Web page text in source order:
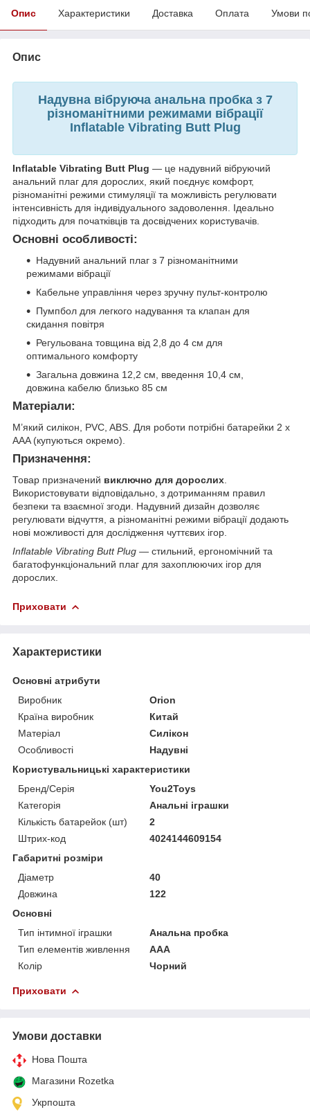
Опис Характеристики Доставка Оплата Умови
Опис
Надувна вібруюча анальна пробка з 7
різноманітними режимами вібрації
Inflatable Vibrating Butt Plug
Inflatable Vibrating Butt Plug — це надувний вібруючий
анальний плаг для дорослих, який поєднує комфорт,
різноманітні режими стимуляції та можливість регулювати
інтенсивність для індивідуального задоволення. Ідеально
підходить для початківців та досвідчених користувачів.
Основні особливості:
Надувний анальний плаг з 7 різноманітними
режимами вібрації
Кабельне управління через зручну пульт-контролю
Пумпбол для легкого надування та клапан для
скидання повітря
Регульована товщина від 2,8 до 4 см для
оптимального комфорту
Загальна довжина 12,2 см, введення 10,4 см,
довжина кабелю близько 85 см
Матеріали:
М’який силікон, PVC, ABS. Для роботи потрібні батарейки 2 x
AAA (купуються окремо).
Призначення:
Товар призначений виключно для дорослих
Використовувати відповідально, з дотриманням правил
безпеки та взаємної згоди. Надувний дизайн дозволяє
регулювати відчуття, а різноманітні режими вібрації додають
нові можливості для дослідження чуттєвих ігор.
Inflatable Vibrating Butt Plug — стильний, ергономічний та
багатофункціональний плаг для захоплюючих ігор для
дорослих.
Приховати
Характеристики
Основні атрибути
Виробник
Orion
Країна виробник
Китай
Матеріал
Силікон
Особливості
Надувні
Користувальницькі характеристики
Бренд/Серія
You2Toys
Категорія
Анальні іграшки
Кількість батарейок (шт)
2
Штрих-код
4024144609154
Габаритні розміри
Діаметр
40
Довжина
122
Основні
Тип інтимної іграшки
Анальна пробка
Тип елементів живлення
AAA
Колір
Чорний
Приховати
Умови доставки
Нова Пошта
Магазини Rozetka
Укрпошта